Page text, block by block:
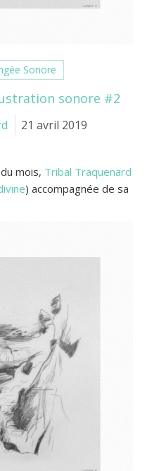
Sonore
sonore #2
21 avril 2019
mois, Tribal Traquenard
) accompagnée de sa